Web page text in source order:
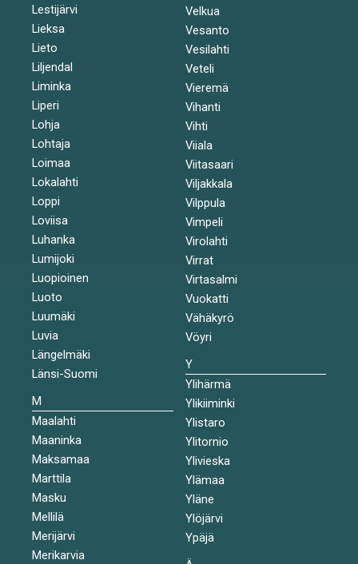
Lestijärvi
Lieksa
Lieto
Liljendal
Liminka
Liperi
Lohja
Lohtaja
Loimaa
Lokalahti
Loppi
Loviisa
Luhanka
Lumijoki
Luopioinen
Luoto
Luumäki
Luvia
Längelmäki
Länsi-Suomi
M
Maalahti
Maaninka
Maksamaa
Marttila
Masku
Mellilä
Merijärvi
Merikarvia
Velkua
Vesanto
Vesilahti
Veteli
Vieremä
Vihanti
Vihti
Viiala
Viitasaari
Viljakkala
Vilppula
Vimpeli
Virolahti
Virrat
Virtasalmi
Vuokatti
Vähäkyrö
Vöyri
Y
Ylihärmä
Ylikiiminki
Ylistaro
Ylitornio
Ylivieska
Ylämaa
Yläne
Ylöjärvi
Ypäjä